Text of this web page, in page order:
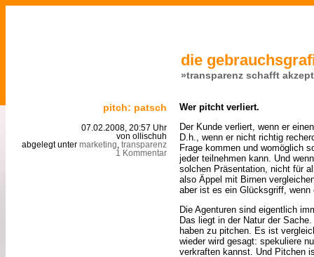
die
»transparenz schafft
pitch: patsch
07.02.2008, 20:57 Uhr
von ollischuh
abgelegt unter marketing transparenz
1 Kommentar
Wer pitcht verliert.
Der Kunde verliert, wenn er
D.h., wenn er nicht richtig
Frage kommen und womöglich
jeder teilnehmen kann. Und
solchen Präsentation, nicht für
also Äppel mit Birnen
aber ist es ein Glücksgriff, wenn
Die Agenturen sind eigentlich
Das liegt in der Natur der
haben zu pitchen. Es ist
wieder wird gesagt: spekuliere
verkraften kannst. Und Pitchen